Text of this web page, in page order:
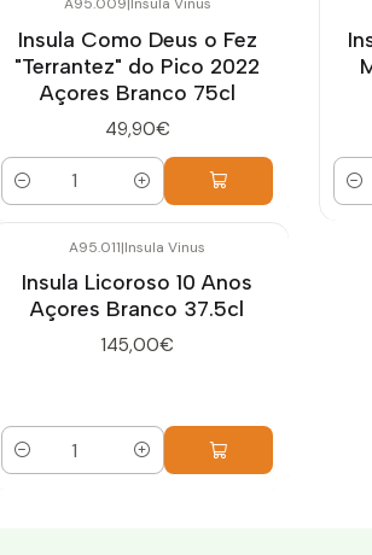
A95.009|Insula Vinus
Insula Como Deus o Fez
"Terrantez" do Pico 2022
Açores Branco 75cl
49,90€
Quantidade
A95.011|Insula Vinus
Insula Licoroso 10 Anos
Açores Branco 37.5cl
145,00€
Quantidade